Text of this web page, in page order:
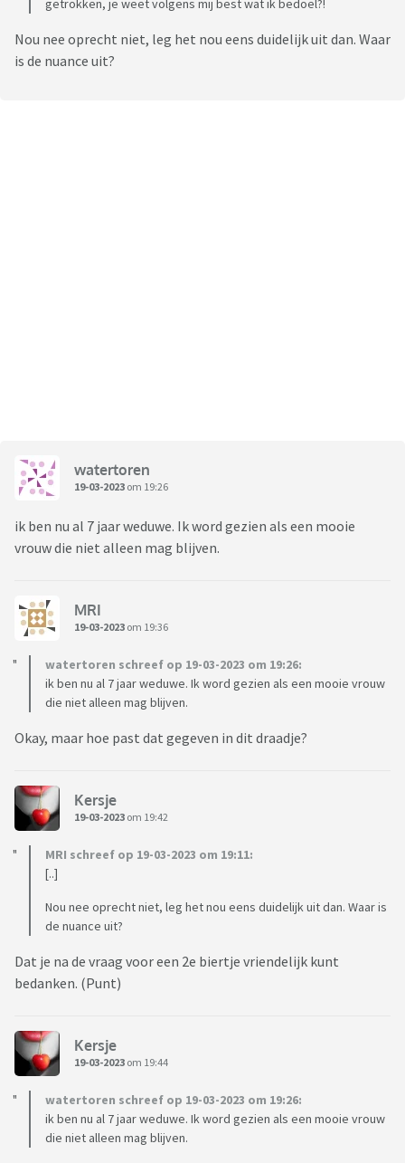
getrokken, je weet volgens mij best wat ik bedoel?!
Nou nee oprecht niet, leg het nou eens duidelijk uit dan. Waar
is de nuance uit?
watertoren
19-03-2023 om 19:26
ik ben nu al 7 jaar weduwe. Ik word gezien als een mooie
vrouw die niet alleen mag blijven.
MRI
19-03-2023 om 19:36
watertoren schreef op 19-03-2023 om 19:26:
ik ben nu al 7 jaar weduwe. Ik word gezien als een mooie vrouw
die niet alleen mag blijven.
Okay, maar hoe past dat gegeven in dit draadje?
Kersje
19-03-2023 om 19:42
MRI schreef op 19-03-2023 om 19:11:
[..]
Nou nee oprecht niet, leg het nou eens duidelijk uit dan. Waar is
de nuance uit?
Dat je na de vraag voor een 2e biertje vriendelijk kunt
bedanken. (Punt)
Kersje
19-03-2023 om 19:44
watertoren schreef op 19-03-2023 om 19:26:
ik ben nu al 7 jaar weduwe. Ik word gezien als een mooie vrouw
die niet alleen mag blijven.